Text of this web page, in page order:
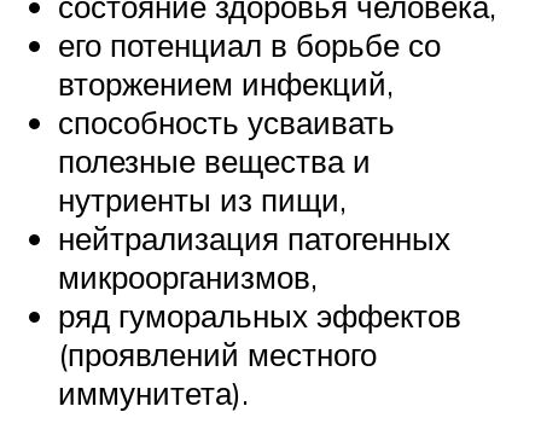
его потенциал в борьбе со
вторжением инфекций,
способность усваивать
полезные вещества и
нутриенты из пищи,
нейтрализация патогенных
микроорганизмов,
ряд гуморальных эффектов
(проявлений местного
иммунитета).